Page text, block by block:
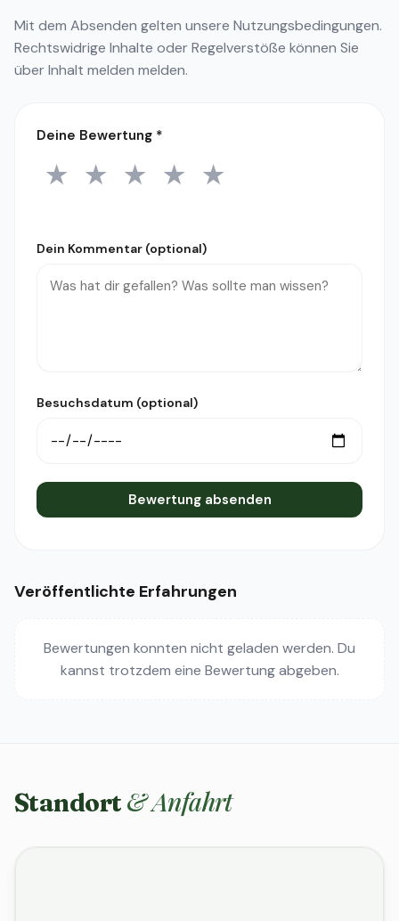
Mit dem Absenden gelten unsere Nutzungsbedingungen.
Rechtswidrige Inhalte oder Regelverstöße können Sie
überInhalt melden melden.
Deine Bewertung *
1 Stern
★ 2 Sterne
★ 3 Sterne
★ 4 Sterne
★ 5 Sterne
★
Dein Kommentar (optional)
Besuchsdatum (optional)
Bewertung absenden
Veröffentlichte Erfahrungen
Bewertungen konnten nicht geladen werden. Du
kannst trotzdem eine Bewertung abgeben.
Standort & Anfahrt